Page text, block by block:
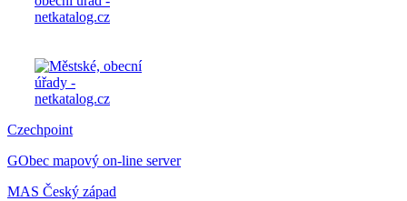
Czechpoint
GObec mapový on-line server
MAS Český západ